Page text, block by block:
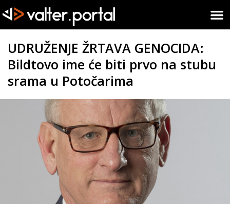
UDRUŽENJE ŽRTAVA GENOCIDA:
Bildtovo ime će biti prvo na stubu
srama u Potočarima